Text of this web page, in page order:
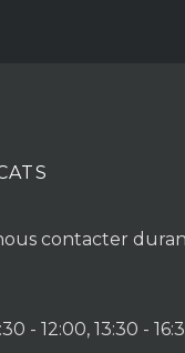
contacter
- 12:00, 13:30 -